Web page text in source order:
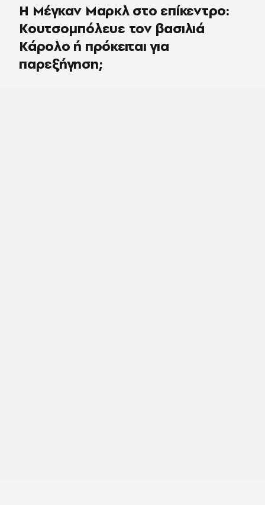
Η Μέγκαν Μαρκλ στο επίκεντρο:
Κουτσομπόλευε τον βασιλιά
Κάρολο ή πρόκειται για
παρεξήγηση;